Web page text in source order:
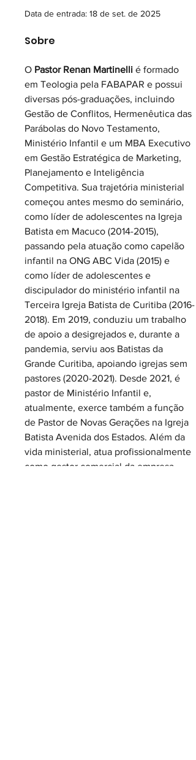
Data de entrada: 18 de set. de 2025
Sobre
O Pastor Renan Martinelli é formado
em Teologia pela FABAPAR e possui
diversas pós-graduações, incluindo
Gestão de Conflitos, Hermenêutica das
Parábolas do Novo Testamento,
Ministério Infantil e um MBA Executivo
em Gestão Estratégica de Marketing,
Planejamento e Inteligência
Competitiva. Sua trajetória ministerial
começou antes mesmo do seminário,
como líder de adolescentes na Igreja
Batista em Macuco (2014-2015),
passando pela atuação como capelão
infantil na ONG ABC Vida (2015) e
como líder de adolescentes e
discipulador do ministério infantil na
Terceira Igreja Batista de Curitiba (2016-
2018). Em 2019, conduziu um trabalho
de apoio a desigrejados e, durante a
pandemia, serviu aos Batistas da
Grande Curitiba, apoiando igrejas sem
pastores (2020-2021). Desde 2021, é
pastor de Ministério Infantil e,
atualmente, exerce também a função
de Pastor de Novas Gerações na Igreja
Batista Avenida dos Estados. Além da
vida ministerial, atua profissionalmente
como gestor comercial da empresa